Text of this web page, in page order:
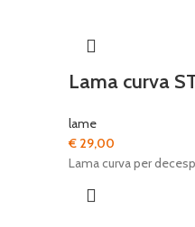
Lama curva
lame
€ 29,00
Lama curva per